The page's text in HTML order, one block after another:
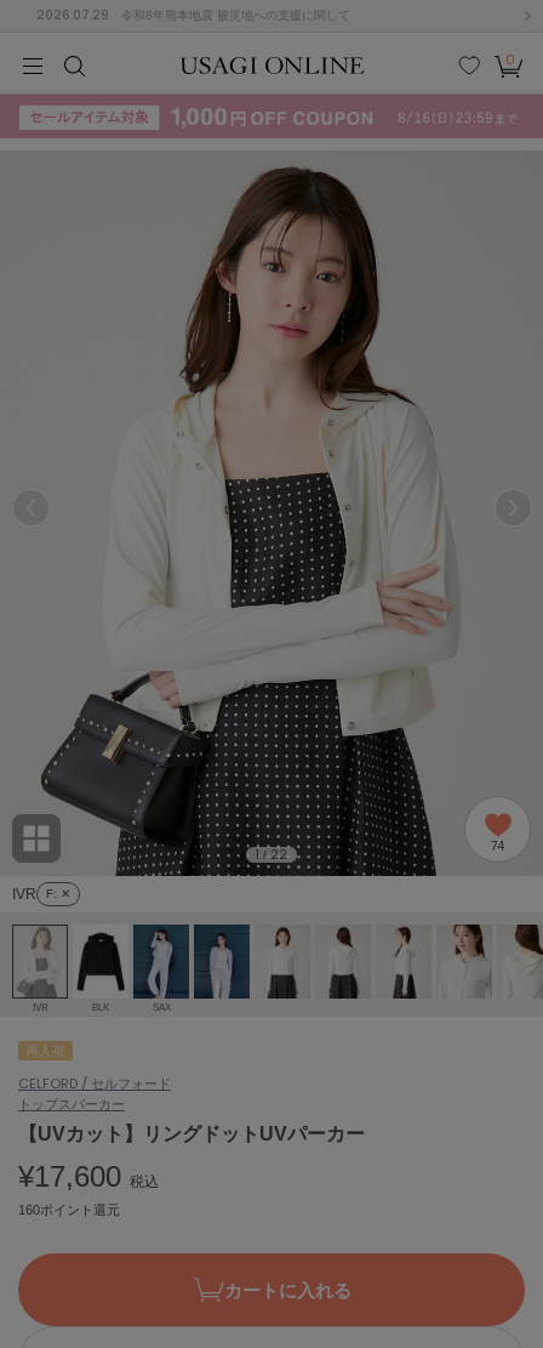
2026.07.29 令和8年熊本地震 被災地への支援に関して
検索
お気
に入
カー
ト
0
KIDSBABYBEAUTYLIFE STYLE
リー (664)
ョン雑貨 (865)
/ランジェリー (127)
ェア (121)
(124)
KIDSBABYBEAUTYLIFE STYLE
F G
M N
S T U
Z
その
他
アシーム
adidas by Stella McCartney
ALLISON BROWN
アリソンブラウン
amabro
アマブロ
Ame no chi Hare
アメノチハレ
AMOMMA
アモマ
ánuans
アニュアンス
ànuke
アンヌーク
ASICS
アシックス
バンドリヤー
IVR F: ✕
1 /22 74
IVR BLK SAX
再入荷
CELFORD / セルフォード
トップスパーカー
【UVカット】リングドットUVパーカー
¥17,600 税込
160ポイント還元
カートに入れる